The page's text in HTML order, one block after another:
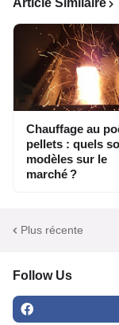
Article Similaire
Chauffage au
pellets : quels
modèles sur le
marché ?
Plus récente
Follow Us